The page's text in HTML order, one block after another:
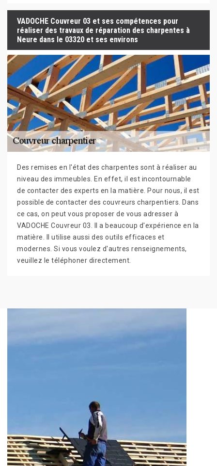
VADOCHE Couvreur 03 et ses compétences pour
réaliser des travaux de réparation des charpentes à
Neure dans le 03320 et ses environs
Des remises en l'état des charpentes sont à réaliser au
niveau des immeubles. En effet, il est incontournable
de contacter des experts en la matière. Pour nous, il est
possible de contacter des couvreurs charpentiers. Dans
ce cas, on peut vous proposer de vous adresser à
VADOCHE Couvreur 03. Il a beaucoup d'expérience en la
matière. Il utilise aussi des outils efficaces et
modernes. Si vous voulez d'autres renseignements,
veuillez le téléphoner directement.